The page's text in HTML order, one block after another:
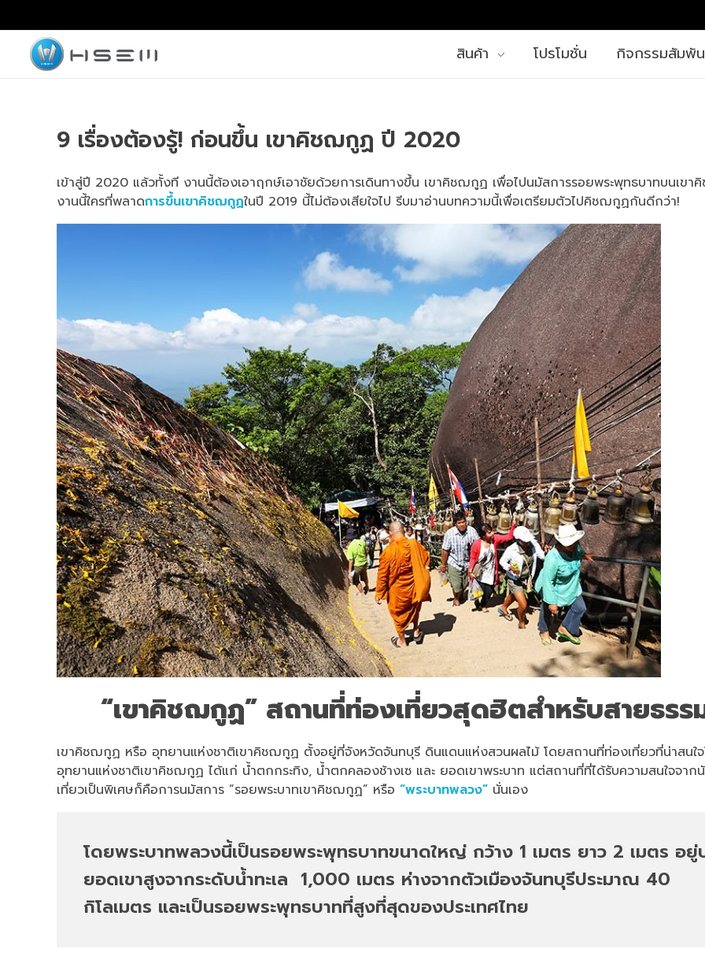
สินค้า โปรโมชั่น กิจกรรมสัมพั
9 เรื่องต้องรู้! ก่อนขึ้น เขาคิชฌกูฏ ปี 2020
เข้าสู่ปี 2020 แล้วทั้งที งานนี้ต้องเอาฤกษ์เอาชัยด้วยการเดินทางขึ้น เขาคิชฌกูฏ เพื่อไปนมัสการรอยพระพุทธบาทบนเข
งานนี้ใครที่พลาดการขึ้นเขาคิชฌกูฏในปี 2019 นี้ไม่ต้องเสียใจไป รีบมาอ่านบทความนี้เพื่อเตรียมตัวไปคิชฌกูฏกันดีกว่า!
“เขาคิชฌกูฏ” สถานที่ท่องเที่ยวสุดฮิตสำหรับสายธรร
เขาคิชฌกูฏ หรือ อุทยานแห่งชาติเขาคิชฌกูฏ ตั้งอยู่ที่จังหวัดจันทบุรี ดินแดนแห่งสวนผลไม้ โดยสถานที่ท่องเที่ยวที่น่าสนใจ
อุทยานแห่งชาติเขาคิชฌกูฏ ได้แก่ น้ำตกกระทิง, น้ำตกคลองช้างเซ และ ยอดเขาพระบาท แต่สถานที่ที่ได้รับความสนใจจาก
เที่ยวเป็นพิเศษก็คือการนมัสการ “รอยพระบาทเขาคิชฌกูฏ” หรือ “พระบาทพลวง” นั่นเอง
โดยพระบาทพลวงนี้เป็นรอยพระพุทธบาทขนาดใหญ่ กว้าง 1 เมตร ยาว 2 เมตร อยู่
ยอดเขาสูงจากระดับน้ำทะเล 1,000 เมตร ห่างจากตัวเมืองจันทบุรีประมาณ 40
กิโลเมตร และเป็นรอยพระพุทธบาทที่สูงที่สุดของประเทศไทย